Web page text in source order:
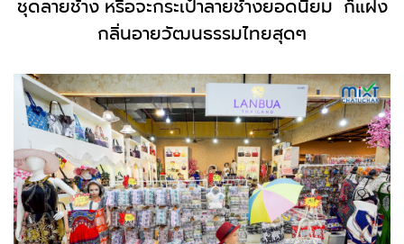
ชุดลายช้าง หรือจะกระเป๋าลายช้างยอดนิยม ก็แฝง
กลิ่นอายวัฒนธรรมไทยสุดๆ